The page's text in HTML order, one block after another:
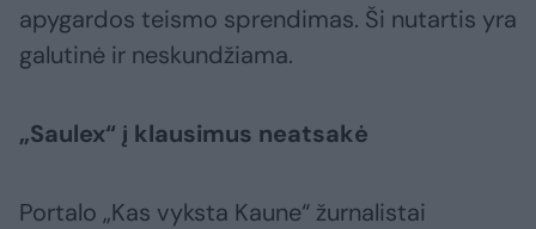
apygardos teismo sprendimas. Ši nutartis yra
galutinė ir neskundžiama.
„Saulex“ į klausimus neatsakė
Portalo „Kas vyksta Kaune“ žurnalistai